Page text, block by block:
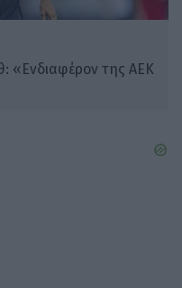
«Ενδιαφέρον της ΑΕΚ